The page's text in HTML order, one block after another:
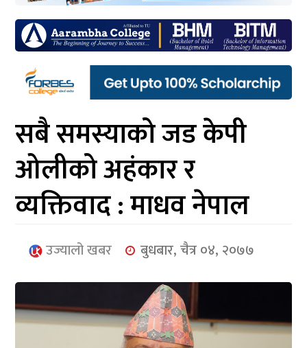
चितवन
सेरोफेरो
समाचार
आर्थिक
मनोरञ्जन
खेलकुद
प्रबास
सबै समस्याको जड केपी
ओलीको अहंकार र
व्यक्तिवाद : माधव नेपाल
उज्यालो खबर बुधबार, चैत्र ०४, २०७७